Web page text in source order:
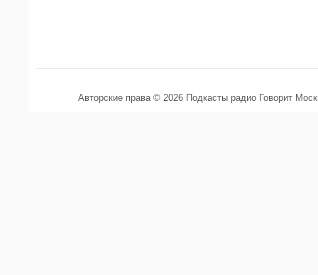
Авторские права © 2026 Подкасты радио Говорит